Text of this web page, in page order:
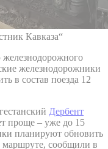
Кавказа“
железнодорожного
железнодорожники
в состав поезда 12
Дербент
проще – уже до 15
планируют обновить
маршруте, сообщили в